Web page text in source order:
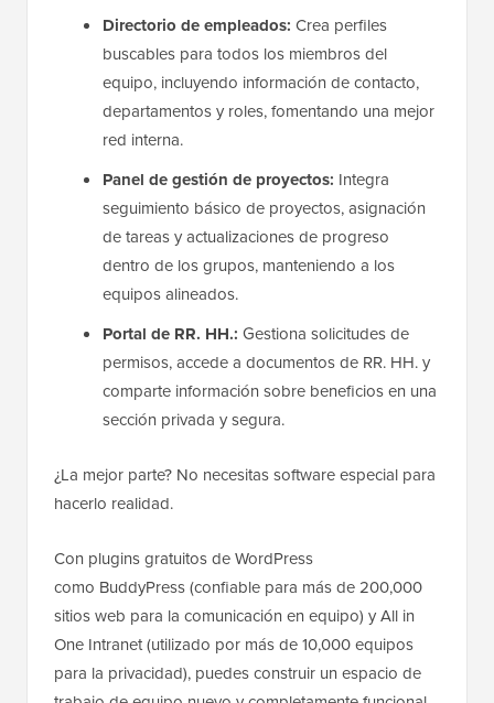
Directorio de empleados: Crea perfiles
buscables para todos los miembros del
equipo, incluyendo información de contacto,
departamentos y roles, fomentando una mejor
red interna.
Panel de gestión de proyectos: Integra
seguimiento básico de proyectos, asignación
de tareas y actualizaciones de progreso
dentro de los grupos, manteniendo a los
equipos alineados.
Portal de RR. HH.: Gestiona solicitudes de
permisos, accede a documentos de RR. HH. y
comparte información sobre beneficios en una
sección privada y segura.
¿La mejor parte? No necesitas software especial para
hacerlo realidad.
Con plugins gratuitos de WordPress
como BuddyPress (confiable para más de 200,000
sitios web para la comunicación en equipo) y All in
One Intranet (utilizado por más de 10,000 equipos
para la privacidad), puedes construir un espacio de